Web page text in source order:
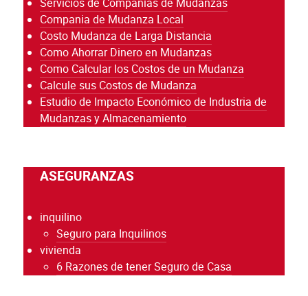
Compania de Mudanza Local
Costo Mudanza de Larga Distancia
Como Ahorrar Dinero en Mudanzas
Como Calcular los Costos de un Mudanza
Calcule sus Costos de Mudanza
Estudio de Impacto Económico de Industria de
Mudanzas y Almacenamiento
ASEGURANZAS
inquilino
Seguro para Inquilinos
vivienda
6 Razones de tener Seguro de Casa